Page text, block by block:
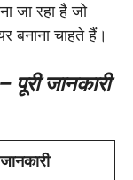
जा रहा है जो
बनाना चाहते हैं।
जानकारी
जानकारी